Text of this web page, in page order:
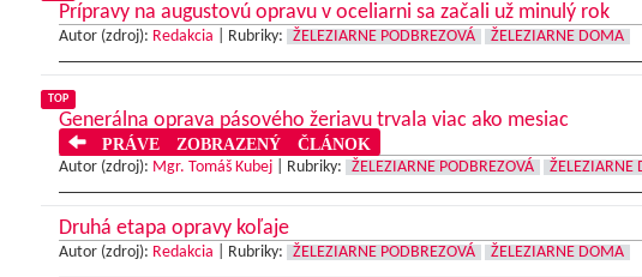
Prípravy na augustovú opravu v oceliarni sa začali už minulý rok
Autor (zdroj): Redakcia Rubriky: ŽELEZIARNE PODBREZOVÁ ŽELEZIARNE DOMA
TOP
Generálna oprava pásového žeriavu trvala viac ako mesiac
PRÁVE ZOBRAZENÝ ČLÁNOK
Autor (zdroj): Mgr. Tomáš Kubej| Rubriky: ŽELEZIARNE PODBREZOVÁ ŽELEZIARNE
Druhá etapa opravy koľaje
Autor (zdroj): Redakcia Rubriky: ŽELEZIARNE PODBREZOVÁ ŽELEZIARNE DOMA